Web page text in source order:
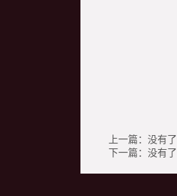
上一篇：没有了
下一篇：没有了